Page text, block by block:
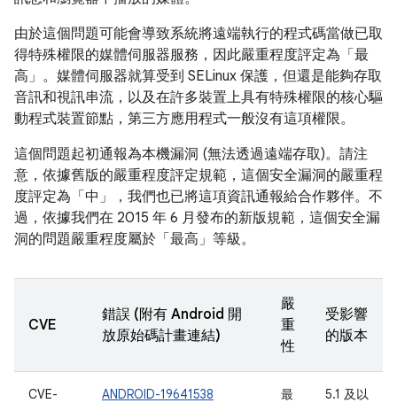
由於這個問題可能會導致系統將遠端執行的程式碼當做已取
得特殊權限的媒體伺服器服務，因此嚴重程度評定為「最
高」。媒體伺服器就算受到 SELinux 保護，但還是能夠存取
音訊和視訊串流，以及在許多裝置上具有特殊權限的核心驅
動程式裝置節點，第三方應用程式一般沒有這項權限。
這個問題起初通報為本機漏洞 (無法透過遠端存取)。請注
意，依據舊版的嚴重程度評定規範，這個安全漏洞的嚴重程
度評定為「中」，我們也已將這項資訊通報給合作夥伴。不
過，依據我們在 2015 年 6 月發布的新版規範，這個安全漏
洞的問題嚴重程度屬於「最高」等級。
CVE
錯誤 (附有 Android 開
放原始碼計畫連結)
嚴
重
性
受影響
的版本
CVE-
ANDROID-19641538
最
5.1 及以